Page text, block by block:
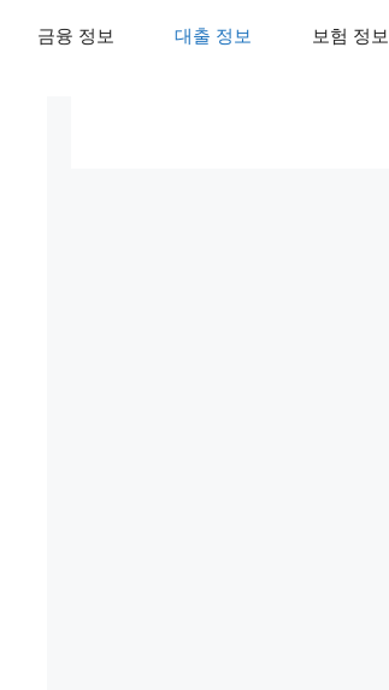
금융 정보 대출 정보 보험 정보